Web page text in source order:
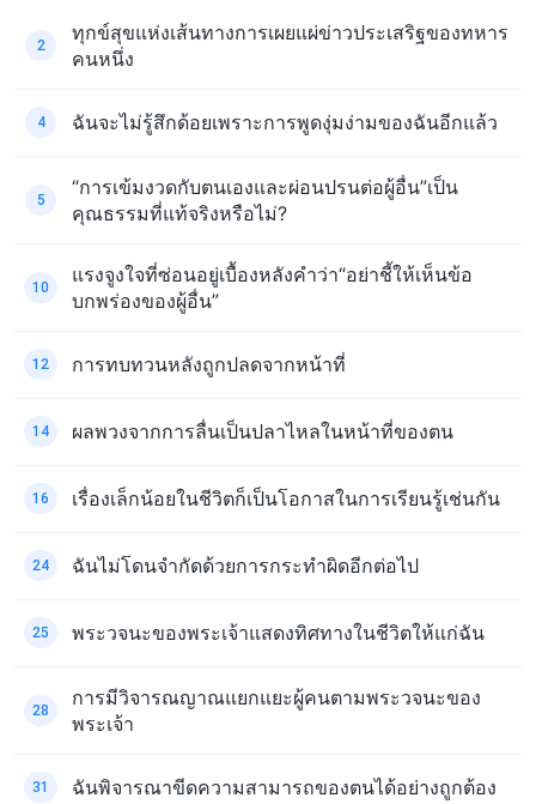
2
ทุกข์สุขแห่งเส้นทางการเผยแผ่ข่าวประเสริฐของทหาร
คนหนึ่ง
4 ฉันจะไม่รู้สึกด้อยเพราะการพูดงุ่มง่ามของฉันอีกแล้ว
5
“การเข้มงวดกับตนเองและผ่อนปรนต่อผู้อื่น”เป็น
คุณธรรมที่แท้จริงหรือไม่?
10
แรงจูงใจที่ซ่อนอยู่เบื้องหลังคำว่า“อย่าชี้ให้เห็นข้อ
บกพร่องของผู้อื่น”
12 การทบทวนหลังถูกปลดจากหน้าที่
14 ผลพวงจากการลื่นเป็นปลาไหลในหน้าที่ของตน
16 เรื่องเล็กน้อยในชีวิตก็เป็นโอกาสในการเรียนรู้เช่นกัน
24 ฉันไม่โดนจำกัดด้วยการกระทำผิดอีกต่อไป
25 พระวจนะของพระเจ้าแสดงทิศทางในชีวิตให้แก่ฉัน
28
การมีวิจารณญาณแยกแยะผู้คนตามพระวจนะของ
พระเจ้า
31 ฉันพิจารณาขีดความสามารถของตนได้อย่างถูกต้อง